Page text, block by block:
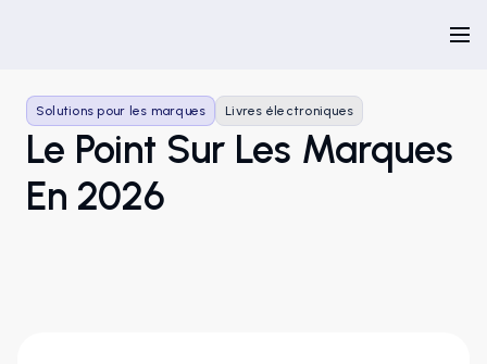
Solutions pour les marques Livres électroniques
Le Point Sur Les Marques
En 2026